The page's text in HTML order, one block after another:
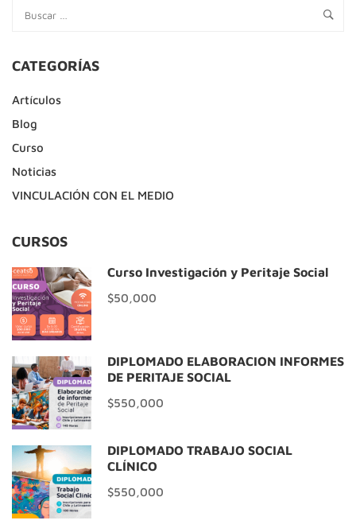
LA
CATEGORÍAS
Artículos
Blog
Curso
Noticias
VINCULACIÓN CON EL MEDIO
CURSOS
Curso Investigación y Peritaje Social
$50,000
DIPLOMADO ELABORACIÓN INFORMES
DE PERITAJE SOCIAL
$550,000
DIPLOMADO TRABAJO SOCIAL
CLÍNICO
$550,000